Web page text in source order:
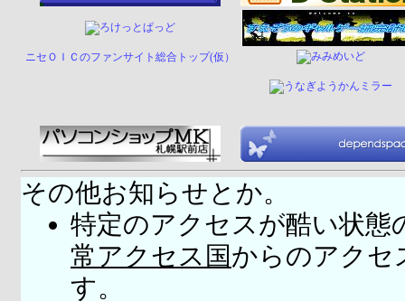
ニセＯＩＣのファンサイト総合トップ(仮）
その他お知らせとか。
特定のアクセスが酷い状態
常アクセス国からのアクセ
す。